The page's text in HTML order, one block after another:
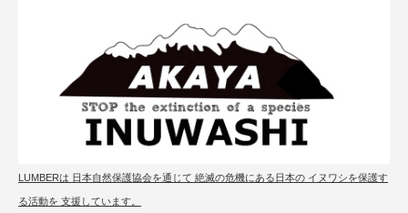
LUMBERは 日本自然保護協会を通じて 絶滅の危機にある日本の イヌワシを保護す
る活動を 支援しています。